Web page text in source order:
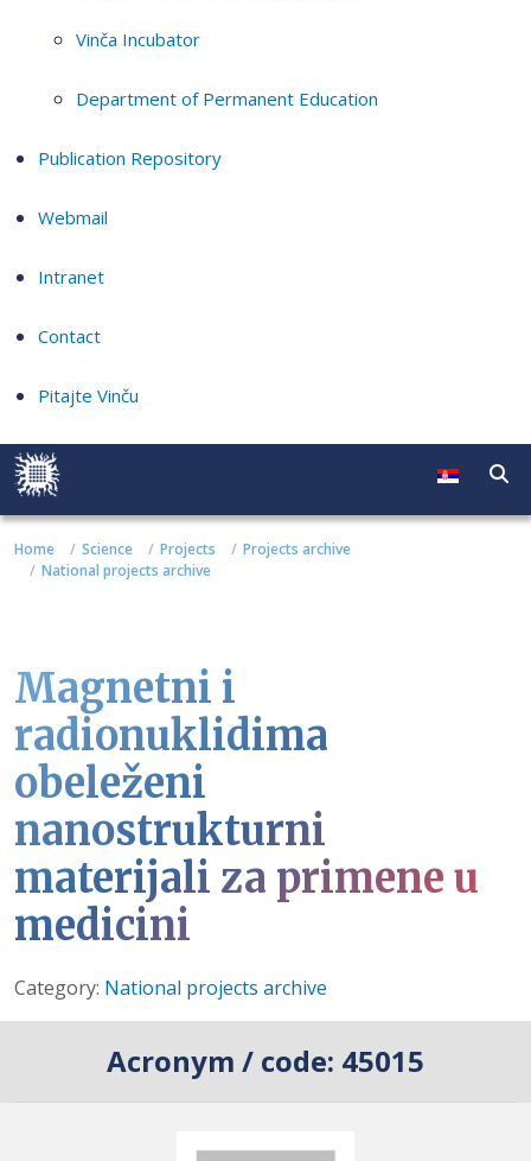
Vinča Incubator
Department of Permanent Education
Publication Repository
Webmail
Intranet
Contact
Pitajte Vinču
Home Science Projects
Projects archive
National projects archive
Magnetni i
radionuklidima
obeleženi
nanostrukturni
materijali za primene u
medicini
Details
Category: National projects archive
Acronym / code: 45015